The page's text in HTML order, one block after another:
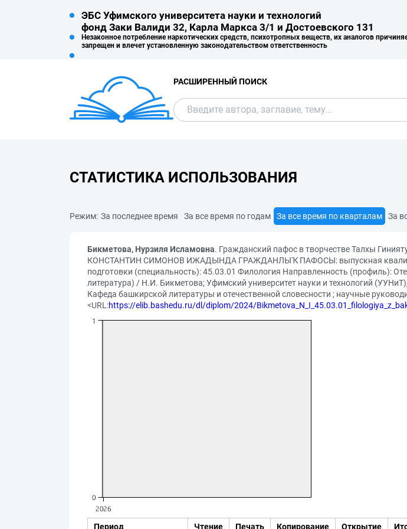
ЭБС Уфимского университета науки и технологий
фонд Заки Валиди 32, Карла Маркса 3/1 и Достоевского 131
Незаконное потребление наркотических средств, психотропных веществ, их аналогов
запрещен и влечет установленную законодательством ответственность
РАСШИРЕННЫЙ ПОИСК
СТАТИСТИКА ИСПОЛЬЗОВАНИЯ
Режим: За последнее время За все время по годам За все время по кварталам За
Бикметова, Нурзиля Исламовна. Гражданский пафос в творчестве Талхы
КОНСТАНТИН СИМОНОВ ИЖАДЫНДА ГРАЖДАНЛЫҠ ПАФОСЫ: выпускная
подготовки (специальность): 45.03.01 Филология Направленность (профиль):
литература) / Н.И. Бикметова; Уфимский университет науки и технологий
Кафеда башкирской литературы и отечественной словесности ; научные
<URL:https://elib.bashedu.ru/dl/diplom/2024/
Период Чтение Печать Копирование Открытие